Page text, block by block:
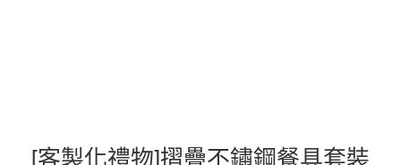
[客製化禮物]摺疊不鏽鋼餐具套裝